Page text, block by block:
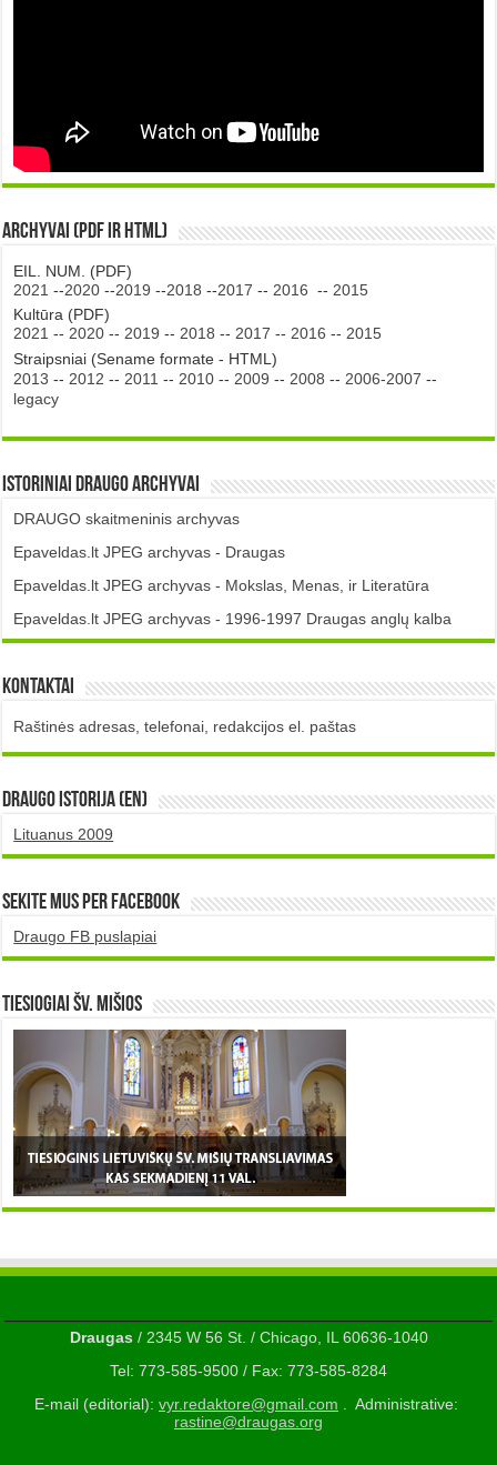
Archyvai (PDF ir HTML)
EIL. NUM. (PDF)
2021 --2020 --2019 --2018 --2017 -- 2016 -- 2015
Kultūra (PDF)
2021 -- 2020 -- 2019 -- 2018 -- 2017 -- 2016 -- 2015
Straipsniai (Sename formate - HTML)
2013 -- 2012 -- 2011 -- 2010 -- 2009 -- 2008 -- 2006-2007 --
legacy
Istoriniai DRAUGO Archyvai
DRAUGO skaitmeninis archyvas
Epaveldas.lt JPEG archyvas - Draugas
Epaveldas.lt JPEG archyvas - Mokslas, Menas, ir Literatūra
Epaveldas.lt JPEG archyvas - 1996-1997 Draugas anglų kalba
Kontaktai
Raštinės adresas, telefonai, redakcijos el. paštas
DRAUGO istorija (EN)
Lituanus 2009
Sekite mus per Facebook
Draugo FB puslapiai
TIESIOGIAI šv. MIŠIOS
Draugas/ 2345 W 56 St. / Chicago, IL 60636-1040
Tel: 773-585-9500 / Fax: 773-585-8284
E-mail (editorial): vyr.redaktore@gmail.com . Administrative:
rastine@draugas.org